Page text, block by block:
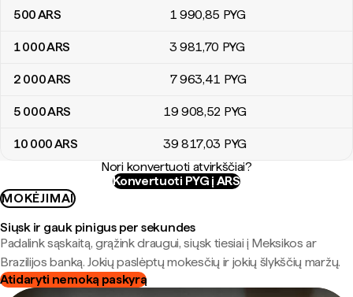
500ARS 1 990,85 PYG
1 000ARS 3 981,70 PYG
2 000ARS 7 963,41 PYG
5 000ARS 19 908,52 PYG
10 000ARS 39 817,03 PYG
Nori konvertuoti atvirkščiai?
Konvertuoti PYG į ARS
MOKĖJIMAI
Siųsk ir gauk pinigus per sekundes
Padalink sąskaitą, grąžink draugui, siųsk tiesiai į Meksikos ar
Brazilijos banką. Jokių paslėptų mokesčių ir jokių šlykščių maržų.
Atidaryti nemoką paskyrą